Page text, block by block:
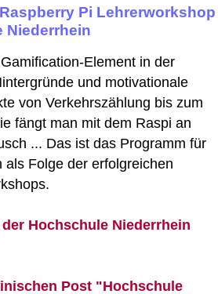
Pi Lehrerworkshop
Niederrhein
Element in der
und motivationale
von Verkehrszählung bis zum
fängt man mit dem Raspi an
... Das ist das Programm für
als Folge der erfolgreichen
Hochschule Niederrhein
Post "Hochschule